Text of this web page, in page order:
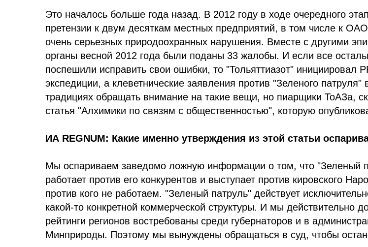
Это началось больше года назад. В 2012 году в ходе очередного
претензии к двум десяткам местных предприятий, в том числе к
очень серьезных природоохранных нарушения. Вместе с другими
органы весной 2012 года были поданы 33 жалобы. И если все
поспешили исправить свои ошибки, то "Тольяттиазот" инициировал
экспедиции, а клеветнические заявления против "Зеленого
традициях обращать внимание на такие вещи, но пиарщики ТоАЗа,
статья "Алхимики по связям с общественностью", которую
ИА REGNUM: Какие именно утверждения из этой статьи
Мы оспариваем заведомо ложную информации о том, что "Зеленый
работает против его конкурентов и выступает против кировского
против кого не работаем. "Зеленый патруль" действует
какой-то конкретной коммерческой структуры. И мы действительно
рейтинги регионов востребованы среди губернаторов и в
Минприроды. Поэтому мы вынуждены обращаться в суд, чтобы